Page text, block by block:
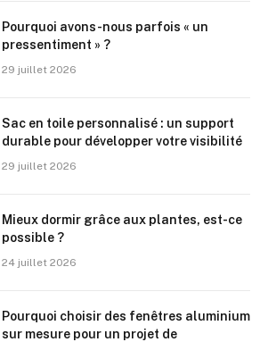
Pourquoi avons-nous parfois « un
pressentiment » ?
29 juillet 2026
Sac en toile personnalisé : un support
durable pour développer votre visibilité
29 juillet 2026
Mieux dormir grâce aux plantes, est-ce
possible ?
24 juillet 2026
Pourquoi choisir des fenêtres aluminium
sur mesure pour un projet de